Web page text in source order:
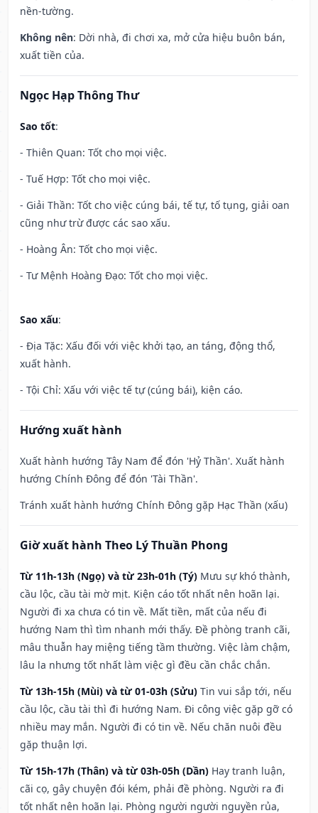
nền-tường.
Không nên: Dời nhà, đi chơi xa, mở cửa hiệu buôn bán,
xuất tiền của.
Ngọc Hạp Thông Thư
Sao tốt:
- Thiên Quan: Tốt cho mọi việc.
- Tuế Hợp: Tốt cho mọi việc.
- Giải Thần: Tốt cho việc cúng bái, tế tự, tố tụng, giải oan
cũng như trừ được các sao xấu.
- Hoàng Ân: Tốt cho mọi việc.
- Tư Mệnh Hoàng Đạo: Tốt cho mọi việc.
Sao xấu:
- Địa Tặc: Xấu đối với việc khởi tạo, an táng, động thổ,
xuất hành.
- Tội Chỉ: Xấu với việc tế tự (cúng bái), kiện cáo.
Hướng xuất hành
Xuất hành hướng Tây Nam để đón 'Hỷ Thần'. Xuất hành
hướng Chính Đông để đón 'Tài Thần'.
Tránh xuất hành hướng Chính Đông gặp Hạc Thần (xấu)
Giờ xuất hành Theo Lý Thuần Phong
Từ 11h-13h (Ngọ) và từ 23h-01h (Tý) Mưu sự khó thành,
cầu lộc, cầu tài mờ mịt. Kiện cáo tốt nhất nên hoãn lại.
Người đi xa chưa có tin về. Mất tiền, mất của nếu đi
hướng Nam thì tìm nhanh mới thấy. Đề phòng tranh cãi,
mâu thuẫn hay miệng tiếng tầm thường. Việc làm chậm,
lâu la nhưng tốt nhất làm việc gì đều cần chắc chắn.
Từ 13h-15h (Mùi) và từ 01-03h (Sửu) Tin vui sắp tới, nếu
cầu lộc, cầu tài thì đi hướng Nam. Đi công việc gặp gỡ có
nhiều may mắn. Người đi có tin về. Nếu chăn nuôi đều
gặp thuận lợi.
Từ 15h-17h (Thân) và từ 03h-05h (Dần) Hay tranh luận,
cãi cọ, gây chuyện đói kém, phải đề phòng. Người ra đi
tốt nhất nên hoãn lại. Phòng người người nguyền rủa,